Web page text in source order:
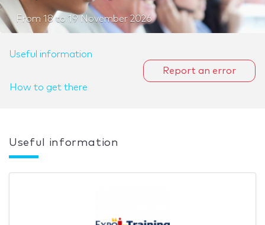
From 18to 19 November 2026
Useful information
How to get there
Report an error
Useful information